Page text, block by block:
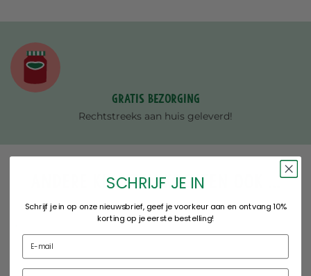
Gratis bezorging
Rechtstreeks aan huis geleverd!
Andere klanten kochten ook ...
SCHRIJF JE IN
Schrijf je in op onze nieuwsbrief, geef je voorkeur aan en ontvang 10%
korting op je eerste bestelling!